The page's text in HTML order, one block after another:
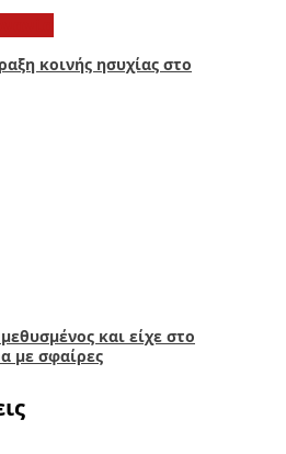
κοινής ησυχίας στο
και είχε στο
με σφαίρες